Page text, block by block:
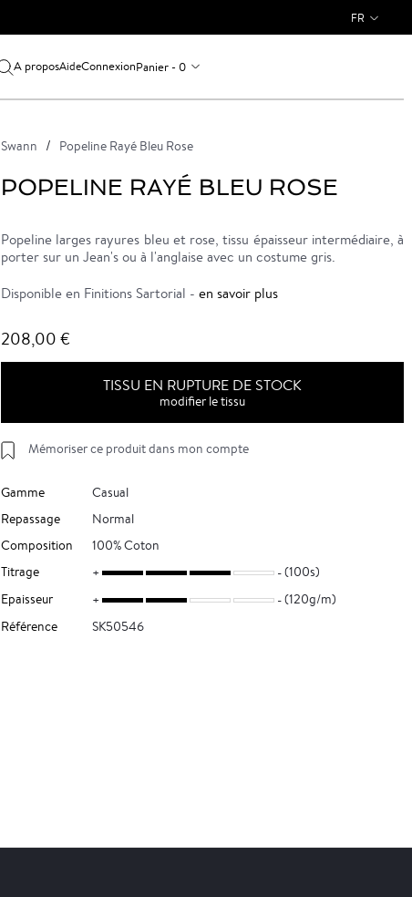
FR
A proposAideConnexionPanier - 0
Swann Popeline Rayé Bleu Rose
POPELINE RAYÉ BLEU ROSE
Popeline larges rayures bleu et rose, tissu épaisseur intermédiaire, à
porter sur un Jean's ou à l'anglaise avec un costume gris.
Disponible en Finitions Sartorial - en savoir plus
208,00 €
TISSU EN RUPTURE DE STOCK
modifier le tissu
Mémoriser ce produit dans mon compte
Gamme
Casual
Repassage
Normal
Composition
100% Coton
Titrage
(100s)
Epaisseur
(120g/m)
Référence
SK50546